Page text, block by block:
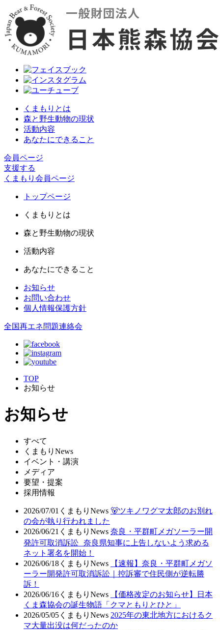
くまもりとは
森と野生動物の現状
活動内容
あなたにできること
会員ページ
支援する
くまもり会員ページ
トップページ
くまもりとは
森と野生動物の現状
活動内容
あなたにできること
お知らせ
お問い合わせ
個人情報保護方針
全国再エネ問題連絡会
TOP
お知らせ
お知らせ
すべて
くまもりNews
イベント・講演
メディア
要望・提案
採用情報
2026/07/01 くまもりNews 🐻ツキノワグマ太郎のお別れ
の会が執り行われました
2026/06/21 くまもりNews 奈良・平群町メガソーラー開
発許可取消訴訟 奈良県知事に上告しないよう求める
ネット署名を開始！
2026/06/18 くまもりNews
【速報】奈良・平群町メガソ
ーラー開発許可取消訴訟｜控訴審で住民側が逆転勝
訴！
2026/06/16 くまもりNews
【価格改定のお知らせ】日本
くま森協会の誕生物語「クマともりとひと」
2026/05/05 くまもりNews 2025年の東北地方におけるク
マ大量出没は何だったのか